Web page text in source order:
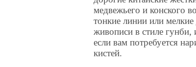
медвежьего и конского
тонкие линии или
живописи в стиле
если вам потребуется
кистей.